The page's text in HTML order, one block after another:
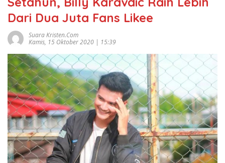
Dari Dua Juta Fans Likee
Suara Kristen.com
Kamis, 15 Oktober 2020 | 15:39